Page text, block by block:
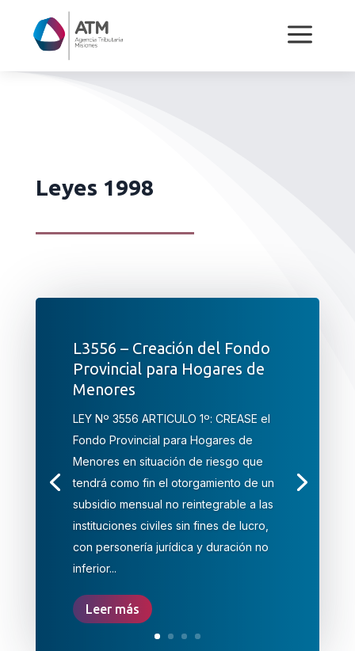
a
Leyes 1998
L3556 – Creación del Fondo
Provincial para Hogares de
Menores
LEY Nº 3556 ARTICULO 1º: CREASE el
Fondo Provincial para Hogares de
Menores en situación de riesgo que
tendrá como fin el otorgamiento de un
subsidio mensual no reintegrable a las
instituciones civiles sin fines de lucro,
con personería jurídica y duración no
inferior...
Leer más